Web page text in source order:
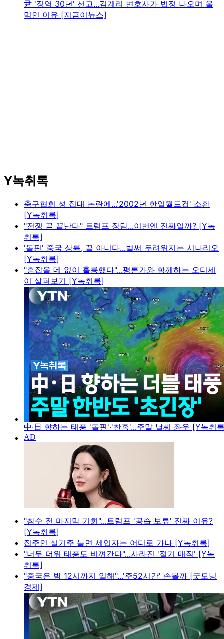
尹 '징역 30년' 선고...김계리 변호사가 법정 나오며 울
먹인 이유 [지금이뉴스]
Y녹취록
축구협회 성 접대 논란에...'2002년 한일월드컵' 소환
[Y녹취록]
"전쟁 곧 끝난다" 트럼프 장담...이번엔 진짜일까? [Y녹
취록]
'돌핀' 중국 상륙, 끝 아니다...벌써 두려워지는 시나리오
[Y녹취록]
"흠잡을 데 없이 훌륭했다"...평론가와 함께하는 오디세
이 살펴보기 [Y녹취록]
中·日 향하는 태풍 '돌핀'·'찬홈'...주말 날씨 좌우 [Y녹취
"참수 전 마지막 기회"...트럼프 '공습 보류' 진짜 이유?
[Y녹취록]
집주인 실거주 늘면 세입자는 어디로 가나 [Y녹취록]
"너무 더워 태풍도 비껴간다"...사라진 '절기 매직' [Y녹
취록]
"중국은 밤 12시까지 일해"...'주52시간' 손볼까 [굿모닝
경제]